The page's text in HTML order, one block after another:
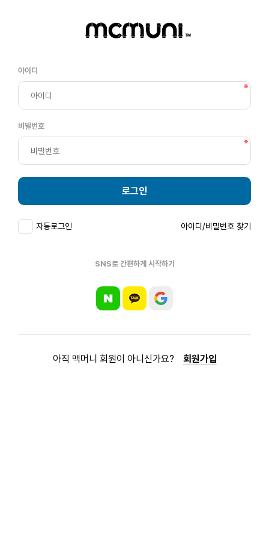
아이디
비밀번호
로그인
자동로그인 아이디/비밀번호 찾기
SNS로 간편하게 시작하기
아직 맥머니 회원이 아니신가요? 회원가입